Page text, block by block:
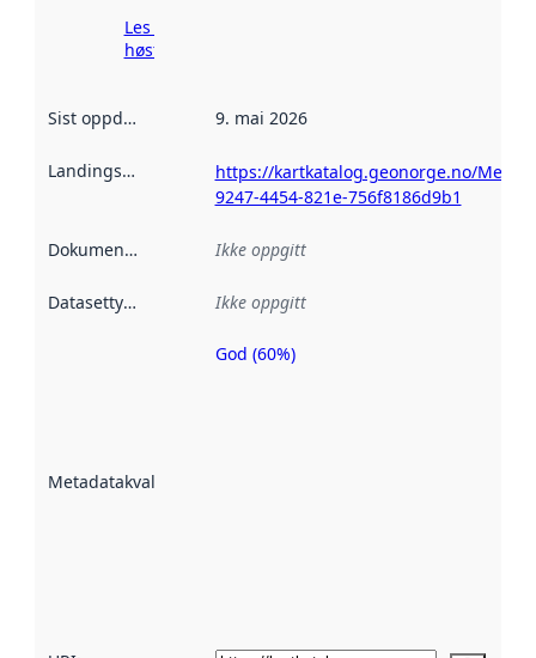
Les mer om
høsting her
Sist oppdatert 9. mai 2026
Landingsside
https://kartkatalog.geonorge.no/
9247-4454-821e-756f8186d9b1
Dokumentasjon Ikke oppgitt
Datasettype Ikke oppgitt
Metadatakvalitet
Metadatakvalitet
God (60%)